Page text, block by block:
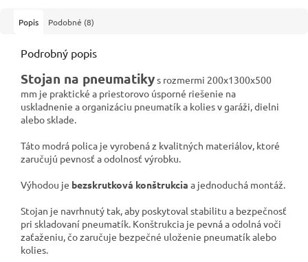
Popis Podobné (8)
Podrobný popis
Stojan na pneumatikys rozmermi 200x1300x500
mm je praktické a priestorovo úsporné riešenie na
uskladnenie a organizáciu pneumatík a kolies v garáži, dielni
alebo sklade.
Táto modrá polica je vyrobená z kvalitných materiálov, ktoré
zaručujú pevnosť a odolnosť výrobku.
Výhodou je bezskrutková konštrukcia a jednoduchá montáž.
Stojan je navrhnutý tak, aby poskytoval stabilitu a bezpečnosť
pri skladovaní pneumatík. Konštrukcia je pevná a odolná voči
zaťaženiu, čo zaručuje bezpečné uloženie pneumatík alebo
kolies.